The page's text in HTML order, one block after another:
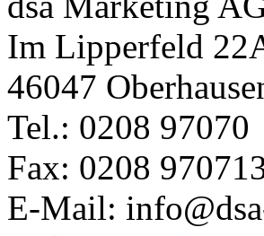
Im Lipperfeld
46047
Tel.: 0208 97070
Fax: 0208
E-Mail: